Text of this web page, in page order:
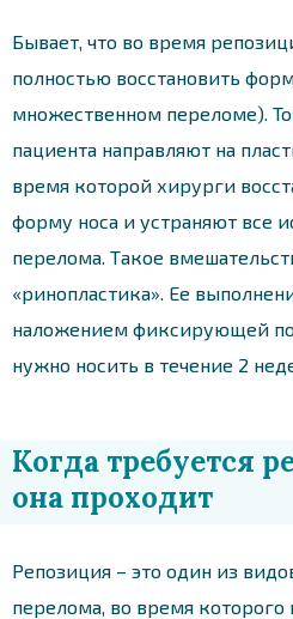
Бывает, что во время
полностью восстановить
множественном переломе).
пациента направляют на
время которой хирурги
форму носа и устраняют все
перелома. Такое
«ринопластика». Ее
наложением фиксирующей
нужно носить в течение 2
Когда требуется
она проходит
Репозиция – это один из
перелома, во время которого